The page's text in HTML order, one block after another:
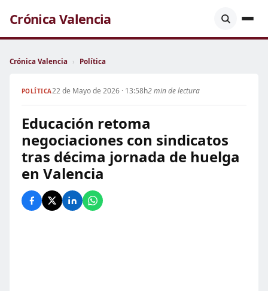
Crónica Valencia
Crónica Valencia › Política
POLÍTICA22 de Mayo de 2026 · 13:58h2 min de lectura
Educación retoma
negociaciones con sindicatos
tras décima jornada de huelga
en Valencia